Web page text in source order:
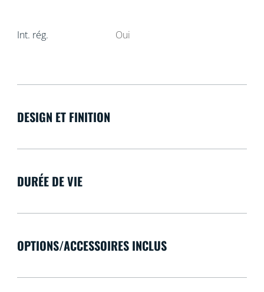
Int. rég. Oui
DESIGN ET FINITION
DURÉE DE VIE
OPTIONS/ACCESSOIRES INCLUS